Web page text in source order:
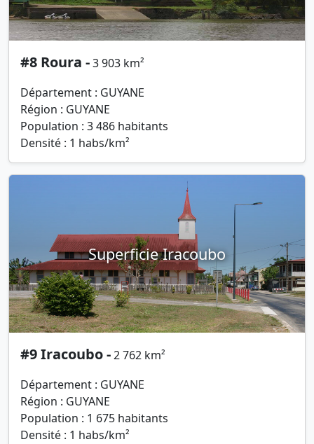
#8 Roura -3 903 km²
Département : GUYANE
Région : GUYANE
Population : 3 486 habitants
Densité : 1 habs/km²
Superficie Iracoubo
#9 Iracoubo -2 762 km²
Département : GUYANE
Région : GUYANE
Population : 1 675 habitants
Densité : 1 habs/km²